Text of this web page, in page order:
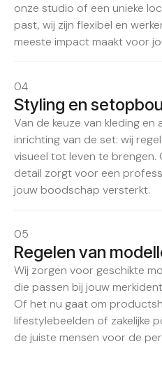
onze studio of een unieke
past, wij zijn flexibel en
meeste impact maakt voor
04
Styling en
Van de keuze van kleding
inrichting van de set: wij
visueel tot leven te
detail zorgt voor een
jouw boodschap versterkt.
05
Regelen van
Wij zorgen voor geschikte
die passen bij jouw
Of het nu gaat om
lifestylebeelden of zakelijke
de juiste mensen voor de